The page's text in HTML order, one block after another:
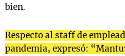
bien.
Respecto al staff de
pandemia, expresó: